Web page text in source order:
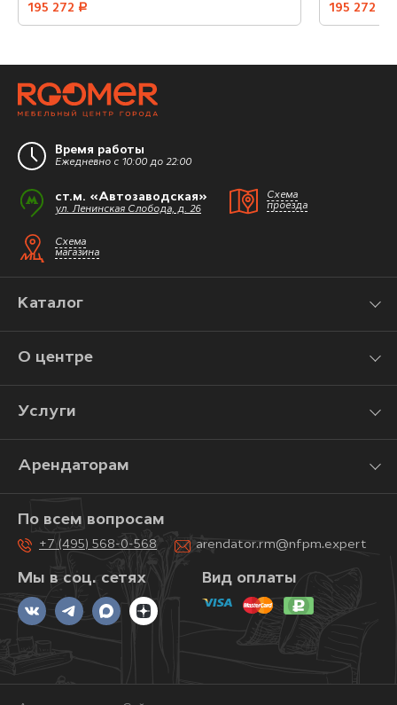
195 272 руб. 195 272
Время работы
Ежедневно с 10:00 до 22:00
ст.м. «Автозаводская»
ул. Ленинская Слобода, д. 26
Схема
проезда
Схема
магазина
Каталог
О центре
Услуги
Арендаторам
Мы в соц. сетях
По всем вопросам
+7 (495) 568-0-568 arendator.rm@nfpm.expert
Вид оплаты